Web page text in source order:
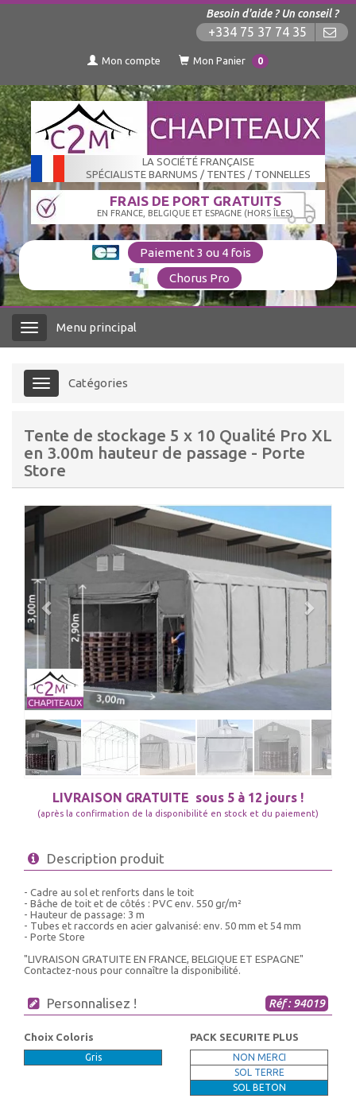
Besoin d'aide ? Un conseil ?
+334 75 37 74 35
Mon compte Mon Panier 0
LA SOCIÉTÉ FRANÇAISE
SPÉCIALISTE BARNUMS / TENTES / TONNELLES
FRAIS DE PORT GRATUITS
EN FRANCE, BELGIQUE ET ESPAGNE (HORS ÎLES)
Paiement 3 ou 4 fois
Chorus Pro
Menu Menu principal
Menu Catégories
Tente de stockage 5 x 10 Qualité Pro XL
en 3.00m hauteur de passage - Porte
Store
LIVRAISON GRATUITE sous 5 à 12 jours !
(après la confirmation de la disponibilité en stock et du paiement)
Description produit
- Cadre au sol et renforts dans le toit
- Bâche de toit et de côtés : PVC env. 550 gr/m²
- Hauteur de passage: 3 m
- Tubes et raccords en acier galvanisé: env. 50 mm et 54 mm
- Porte Store
"LIVRAISON GRATUITE EN FRANCE, BELGIQUE ET ESPAGNE"
Contactez-nous pour connaître la disponibilité.
Personnalisez ! Réf : 94019
Choix Coloris
Gris
PACK SECURITE PLUS
NON MERCI
SOL TERRE
SOL BETON